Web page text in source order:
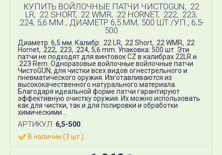
КУПИТЬ ВОЙЛОЧНЫЕ ПАТЧИ ЧИСТОGUN, .22
LR, .22 SHORT, .22 WMR, .22 HORNET, .222, .223,
.224, 5,6 MM., ДИАМЕТР 6,5 ММ, 500 ШТ./УП., 6,5-
500
Диаметр: 6,5 мм. Калибр: .22 LR, .22 Short, .22 WMR, .22
Hornet, .222, .223, .224, 5,6 mm. Упаковка: 500 шт. Эти
патчи не подходят для винтовок CZ в калибрах 22LR и
.223 Rem. Одноразовые войлочные войлочные патчи
ЧистоGUN, для чистки всех видов огнестрельного и
пневматического оружия.​ Изготавливаются из
высококачественного натурального материала.
Благодаря идеальной форме патчи гарантируют
эффективную очистку оружия. Их можно использовать
как для чистки, так и для полировки и обработки
химическими...
АРТИКУЛ: 6,5-500
В наличии (3 шт.)